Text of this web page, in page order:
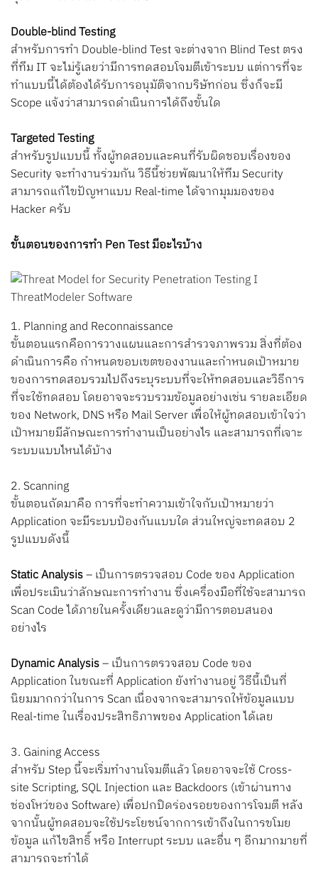
Double-blind Testing
สำหรับการทำ Double-blind Test จะต่างจาก Blind Test ตรง
ที่ทีม IT จะไม่รู้เลยว่ามีการทดสอบโจมตีเข้าระบบ แต่การที่จะ
ทำแบบนี้ได้ต้องได้รับการอนุมัติจากบริษัทก่อน ซึ่งก็จะมี
Scope แจ้งว่าสามารถดำเนินการได้ถึงขั้นใด
Targeted Testing
สำหรับรูปแบบนี้ ทั้งผู้ทดสอบและคนที่รับผิดชอบเรื่องของ
Security จะทำงานร่วมกัน วิธีนี้ช่วยพัฒนาให้ทีม Security
สามารถแก้ไขปัญหาแบบ Real-time ได้จากมุมมองของ
Hacker ครับ
ขั้นตอนของการทำ Pen Test มีอะไรบ้าง
1. Planning and Reconnaissance
ขั้นตอนแรกคือการวางแผนและการสำรวจภาพรวม สิ่งที่ต้อง
ดำเนินการคือ กำหนดขอบเขตของงานและกำหนดเป้าหมาย
ของการทดสอบรวมไปถึงระบุระบบที่จะให้ทดสอบและวิธีการ
ที่จะใช้ทดสอบ โดยอาจจะรวบรวมข้อมูลอย่างเช่น รายละเอียด
ของ Network, DNS หรือ Mail Server เพื่อให้ผู้ทดสอบเข้าใจว่า
เป้าหมายมีลักษณะการทำงานเป็นอย่างไร และสามารถที่เจาะ
ระบบแบบไหนได้บ้าง
2. Scanning
ขั้นตอนถัดมาคือ การที่จะทำความเข้าใจกับเป้าหมายว่า
Application จะมีระบบป้องกันแบบใด ส่วนใหญ่จะทดสอบ 2
รูปแบบดังนี้
Static Analysis– เป็นการตรวจสอบ Code ของ Application
เพื่อประเมินว่าลักษณะการทำงาน ซึ่งเครื่องมือที่ใช้จะสามารถ
Scan Code ได้ภายในครั้งเดียวและดูว่ามีการตอบสนอง
อย่างไร
Dynamic Analysis– เป็นการตรวจสอบ Code ของ
Application ในขณะที่ Application ยังทำงานอยู่ วิธีนี้เป็นที่
นิยมมากกว่าในการ Scan เนื่องจากจะสามารถให้ข้อมูลแบบ
Real-time ในเรื่องประสิทธิภาพของ Application ได้เลย
3. Gaining Access
สำหรับ Step นี้จะเริ่มทำงานโจมตีแล้ว โดยอาจจะใช้ Cross-
site Scripting, SQL Injection และ Backdoors (เข้าผ่านทาง
ช่องโหว่ของ Software) เพื่อปกปิดร่องรอยของการโจมตี หลัง
จากนั้นผู้ทดสอบจะใช้ประโยชน์จากการเข้าถึงในการขโมย
ข้อมูล แก้ไขสิทธิ์ หรือ Interrupt ระบบ และอื่น ๆ อีกมากมายที่
สามารถจะทำได้